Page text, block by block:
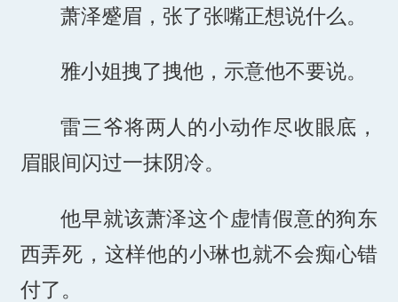
萧泽蹙眉，张了张嘴正想说什么。
雅小姐拽了拽他，示意他不要说。
雷三爷将两人的小动作尽收眼底，
眉眼间闪过一抹阴冷。
他早就该萧泽这个虚情假意的狗东
西弄死，这样他的小琳也就不会痴心错
付了。